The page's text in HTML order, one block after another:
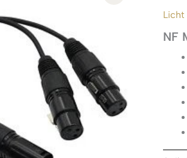
Licht
NF